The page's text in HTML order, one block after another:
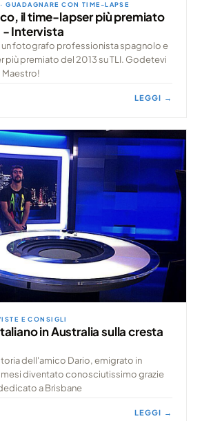
GUADAGNARE CON TIME-LAPSE
il time-lapser più premiato
- Intervista
un fotografo professionista spagnolo e
più premiato del 2013 su TLI. Godetevi
Maestro!
LEGGI →
E CONSIGLI
in Australia sulla cresta
dell'amico Dario, emigrato in
mesi diventato conosciutissimo grazie
a Brisbane
LEGGI →